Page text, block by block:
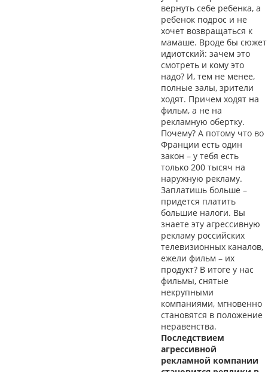
вернуть себе ребенка, а
ребенок подрос и не
хочет возвращаться к
мамаше. Вроде бы сюжет
идиотский: зачем это
смотреть и кому это
надо? И, тем не менее,
полные залы, зрители
ходят. Причем ходят на
фильм, а не на
рекламную обертку.
Почему? А потому что во
Франции есть один
закон – у тебя есть
только 200 тысяч на
наружную рекламу.
Заплатишь больше –
придется платить
большие налоги. Вы
знаете эту агрессивную
рекламу российских
телевизионных каналов,
ежели фильм – их
продукт? В итоге у нас
фильмы, снятые
некрупными
компаниями, мгновенно
становятся в положение
неравенства.
Последствием
агрессивной
рекламной компании